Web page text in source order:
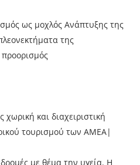
ως μοχλός Ανάπτυξης της
της
προορισμός
και διαχειριστική
τουρισμού των ΑΜΕΑ|
με θέμα την υγεία. Η